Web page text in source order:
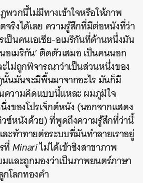
พวกนี้ไม่มีทางเข้าใจหรือให้ภาพ
ริงได้เลย ความรู้สึกที่มีต่อหนังที่ว่า
ป็นคนเอเชีย-อเมริกันที่ด้านหนึ่งมัน
อเมริกัน’ ติดตัวเสมอ เป็นคนนอก
ไม่ถูกพิจารณาว่าเป็นส่วนหนึ่งของ
นั้นมันจะมีพื้นมาจากอะไร มันก็มี
ความคิดแบบนี้แหละ ผมภูมิใจ
งของโปรเจ็กต์หนัง (นอกจากแสดง
วซ์หนังด้วย) ที่พูดถึงความรู้สึกที่ว่านี้
ะท้าทายต่อระบบที่มันทำลายเราอยู่
ที่Minariไม่ได้เข้าชิงสาขาภาพ
และถูกมองว่าเป็นภาพยนตร์ภาษา
กโลกทองคำ